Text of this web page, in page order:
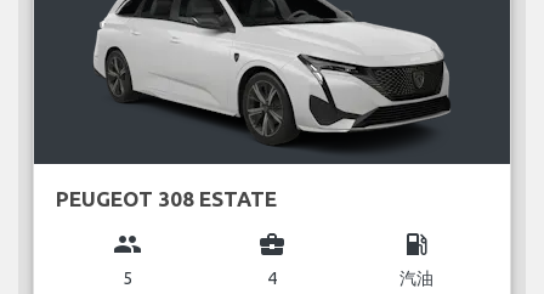
PEUGEOT 308 ESTATE
group
5
business_center
4
local_gas_station
汽油